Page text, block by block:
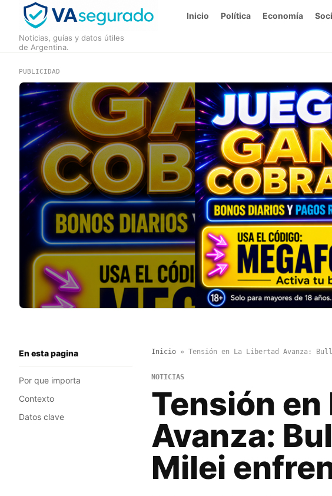
Noticias, guías y datos útiles
de Argentina.
Inicio Política Economía
PUBLICIDAD
En esta pagina
Por que importa
Contexto
Datos clave
Inicio» Tensión en La Libertad Avanza:
NOTICIAS
Tensión
Avanza:
Milei